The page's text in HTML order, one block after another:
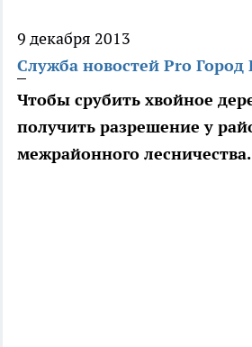
9 декабря 2013
Служба новостей Pro
Чтобы срубить хвойное
получить разрешение у
межрайонного лесничества.